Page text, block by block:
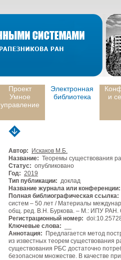
Проект
Умное
управление
Электронная
библиотека
и
Автор:
Искаков М.Б.
Название: Теоремы существования
Статус: опубликовано
Год: 2019
Тип публикации: доклад
Название журнала или конференции:
Полная библиографическая ссылка:
систем – 50 лет / Материалы
общ. ред. В.Н. Буркова. – М.: ИПУ РАН.
Регистрационный номер:
Ключевые слова:
Аннотация: Предлагается метод
из известных теорем существования
существования РБС достаточно
безопасном множестве. В качестве